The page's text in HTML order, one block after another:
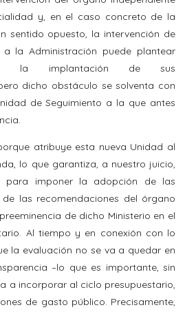
y, en el caso concreto de la
sentido opuesto, la intervención de
la Administración puede plantear
la implantación de sus
dicho obstáculo se solventa con
de Seguimiento a la que antes
atribuye esta nueva Unidad al
lo que garantiza, a nuestro juicio,
para imponer la adopción de las
las recomendaciones del órgano
de dicho Ministerio en el
Al tiempo y en conexión con lo
la evaluación no se va a quedar en
–lo que es importante, sin
a incorporar al ciclo presupuestario,
de gasto público. Precisamente,